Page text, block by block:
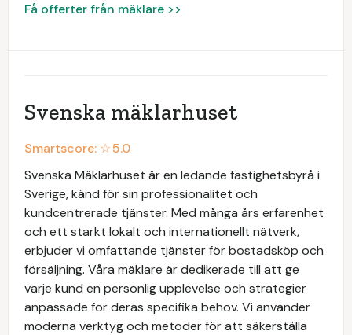
Få offerter från mäklare >>
Svenska mäklarhuset
Smartscore: ☆5.0
Svenska Mäklarhuset är en ledande fastighetsbyrå i
Sverige, känd för sin professionalitet och
kundcentrerade tjänster. Med många års erfarenhet
och ett starkt lokalt och internationellt nätverk,
erbjuder vi omfattande tjänster för bostadsköp och
försäljning. Våra mäklare är dedikerade till att ge
varje kund en personlig upplevelse och strategier
anpassade för deras specifika behov. Vi använder
moderna verktyg och metoder för att säkerställa